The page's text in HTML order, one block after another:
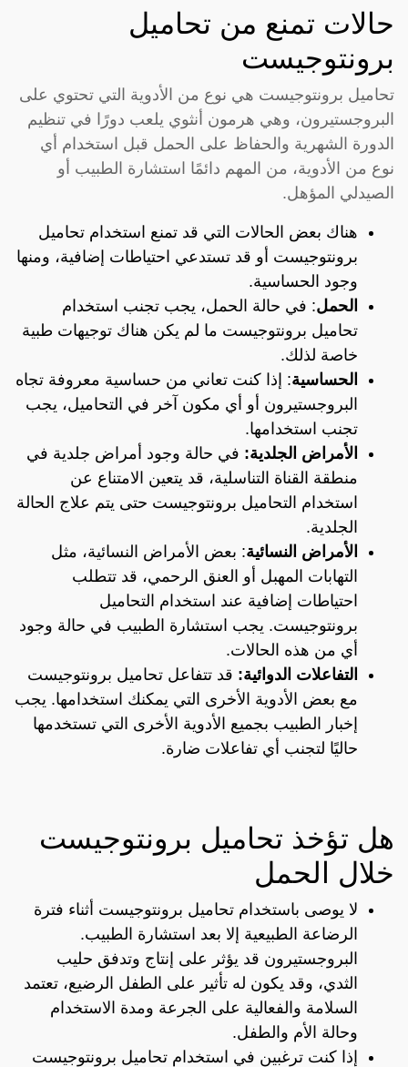
حالات تمنع من تحاميل
برونتوجيست
تحاميل برونتوجيست هي نوع من الأدوية التي تحتوي على
البروجستيرون، وهي هرمون أنثوي يلعب دورًا في تنظيم
الدورة الشهرية والحفاظ على الحمل قبل استخدام أي
نوع من الأدوية، من المهم دائمًا استشارة الطبيب أو
الصيدلي المؤهل.
هناك بعض الحالات التي قد تمنع استخدام تحاميل
برونتوجيست أو قد تستدعي احتياطات إضافية، ومنها
وجود الحساسية.
الحمل: في حالة الحمل، يجب تجنب استخدام
تحاميل برونتوجيست ما لم يكن هناك توجيهات طبية
خاصة لذلك.
الحساسية: إذا كنت تعاني من حساسية معروفة تجاه
البروجستيرون أو أي مكون آخر في التحاميل، يجب
تجنب استخدامها.
الأمراض الجلدية: في حالة وجود أمراض جلدية في
منطقة القناة التناسلية، قد يتعين الامتناع عن
استخدام التحاميل برونتوجيست حتى يتم علاج الحالة
الجلدية.
الأمراض النسائية: بعض الأمراض النسائية، مثل
التهابات المهبل أو العنق الرحمي، قد تتطلب
احتياطات إضافية عند استخدام التحاميل
برونتوجيست. يجب استشارة الطبيب في حالة وجود
أي من هذه الحالات.
التفاعلات الدوائية: قد تتفاعل تحاميل برونتوجيست
مع بعض الأدوية الأخرى التي يمكنك استخدامها. يجب
إخبار الطبيب بجميع الأدوية الأخرى التي تستخدمها
حاليًا لتجنب أي تفاعلات ضارة.
هل تؤخذ تحاميل برونتوجيست
خلال الحمل
لا يوصى باستخدام تحاميل برونتوجيست أثناء فترة
الرضاعة الطبيعية إلا بعد استشارة الطبيب.
البروجستيرون قد يؤثر على إنتاج وتدفق حليب
الثدي، وقد يكون له تأثير على الطفل الرضيع، تعتمد
السلامة والفعالية على الجرعة ومدة الاستخدام
وحالة الأم والطفل.
إذا كنت ترغبين في استخدام تحاميل برونتوجيست